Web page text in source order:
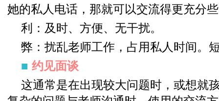
她的私人电话，那就可以交流得更充分
利：及时、方便、无干扰。
弊：扰乱老师工作，占用私人时间。
■ 约见面谈
这通常是在出现较大问题时，或想就